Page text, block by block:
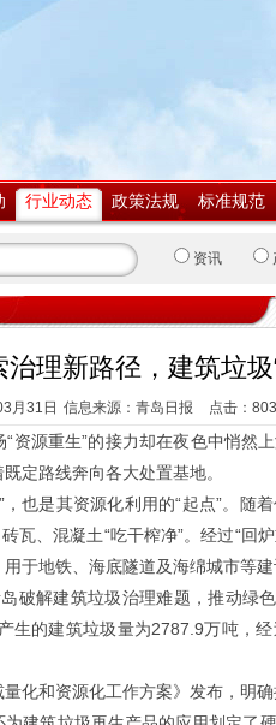
行业动态 政策法规 标准规范
资讯
理新路径，建筑垃圾
月31日 信息来源：青岛日报 点击：
源重生”的接力却在夜色中悄然
定路线奔向各大处置基地。
是其资源化利用的“起点”。随
瓦、混凝土“吃干榨净”。经过“回
于地铁、海底隧道及海绵城市等
解建筑垃圾治理难题，推动绿
生的建筑垃圾量为2787.9万吨，
和资源化工作方案》发布，明确